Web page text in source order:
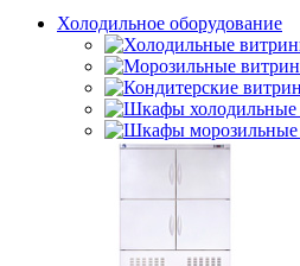
Холодильное оборудование